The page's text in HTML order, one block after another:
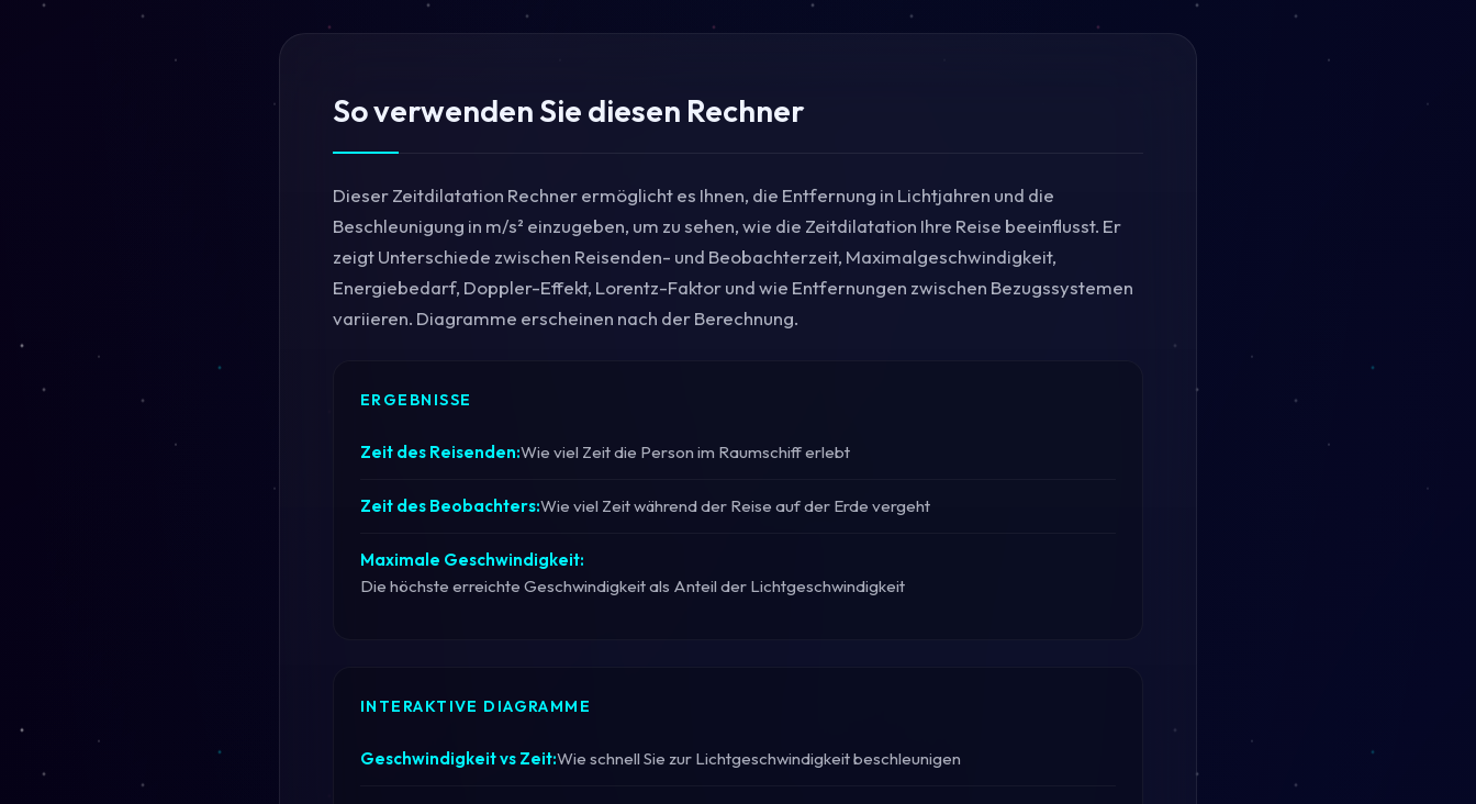
So verwenden Sie diesen Rechner
Dieser Zeitdilatation Rechner ermöglicht es Ihnen, die Entfernung in Lichtjahren und die
Beschleunigung in m/s² einzugeben, um zu sehen, wie die Zeitdilatation Ihre Reise beeinflusst. Er
zeigt Unterschiede zwischen Reisenden- und Beobachterzeit, Maximalgeschwindigkeit,
Energiebedarf, Doppler-Effekt, Lorentz-Faktor und wie Entfernungen zwischen Bezugssystemen
variieren. Diagramme erscheinen nach der Berechnung.
ERGEBNISSE
Zeit des Reisenden:Wie viel Zeit die Person im Raumschiff erlebt
Zeit des Beobachters:Wie viel Zeit während der Reise auf der Erde vergeht
Maximale Geschwindigkeit:
Die höchste erreichte Geschwindigkeit als Anteil der Lichtgeschwindigkeit
INTERAKTIVE DIAGRAMME
Geschwindigkeit vs Zeit:Wie schnell Sie zur Lichtgeschwindigkeit beschleunigen